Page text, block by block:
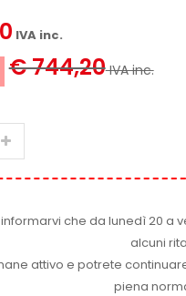
IVA inc.
€ 744,20IVA inc.
che da lunedì 20 a
alcuni
attivo e potrete
piena